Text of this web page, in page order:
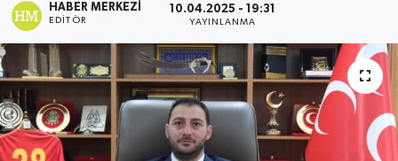
HABER MERKEZI
EDITÖR
10.04.2025 - 19:31
YAYINLANMA
Eğitim
Ekonomi
Sağlık
Tokat Haber
Haber Arşivi